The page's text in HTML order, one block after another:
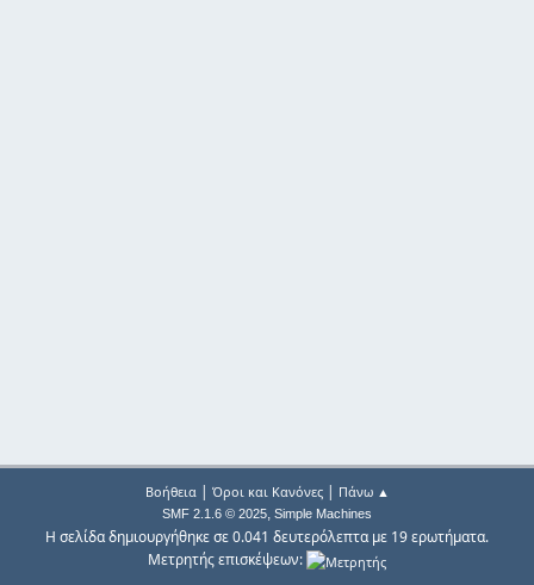
Βοήθεια| Όροι και Κανόνες| Πάνω ▲
SMF 2.1.6 © 2025, Simple Machines
Η σελίδα δημιουργήθηκε σε 0.041 δευτερόλεπτα με 19 ερωτήματα.
Μετρητής επισκέψεων: